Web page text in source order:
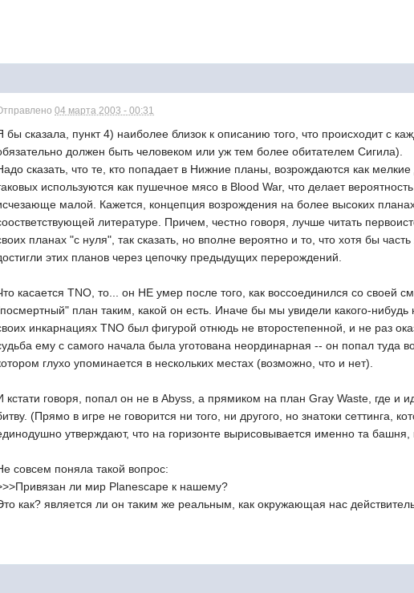
04 марта 2003 - 00:31
бы сказала, пункт 4) наиболее близок к описанию того, что происходит с
должен быть человеком или уж тем более обитателем Сигила).
сказать, что те, кто попадает в Нижние планы, возрождаются как
используются как пушечное мясо в Blood War, что делает
малой. Кажется, концепция возрождения на более высоких
литературе. Причем, честно говоря, лучше читать
планах "с нуля", так сказать, но вполне вероятно и то, что хотя бы
этих планов через цепочку предыдущих перерождений.
касается TNO, то... он НЕ умер после того, как воссоединился со своей
план таким, какой он есть. Иначе бы мы увидели какого-
инкарнациях TNO был фигурой отнюдь не второстепенной, и не раз
ему с самого начала была уготована неординарная -- он попал туда
глухо упоминается в нескольких местах (возможно, что и нет).
кстати говоря, попал он не в Abyss, а прямиком на план Gray Waste, где
(Прямо в игре не говорится ни того, ни другого, но знатоки сеттинга,
утверждают, что на горизонте вырисовывается именно та
совсем поняла такой вопрос:
ли мир Planescape к нашему?
как? является ли он таким же реальным, как окружающая нас